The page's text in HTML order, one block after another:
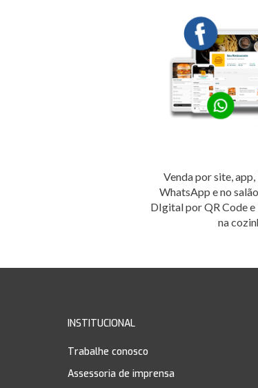
Venda por site, app,
WhatsApp e no
DIgital por QR Code
na
INSTITUCIONAL
Trabalhe conosco
Assessoria de imprensa